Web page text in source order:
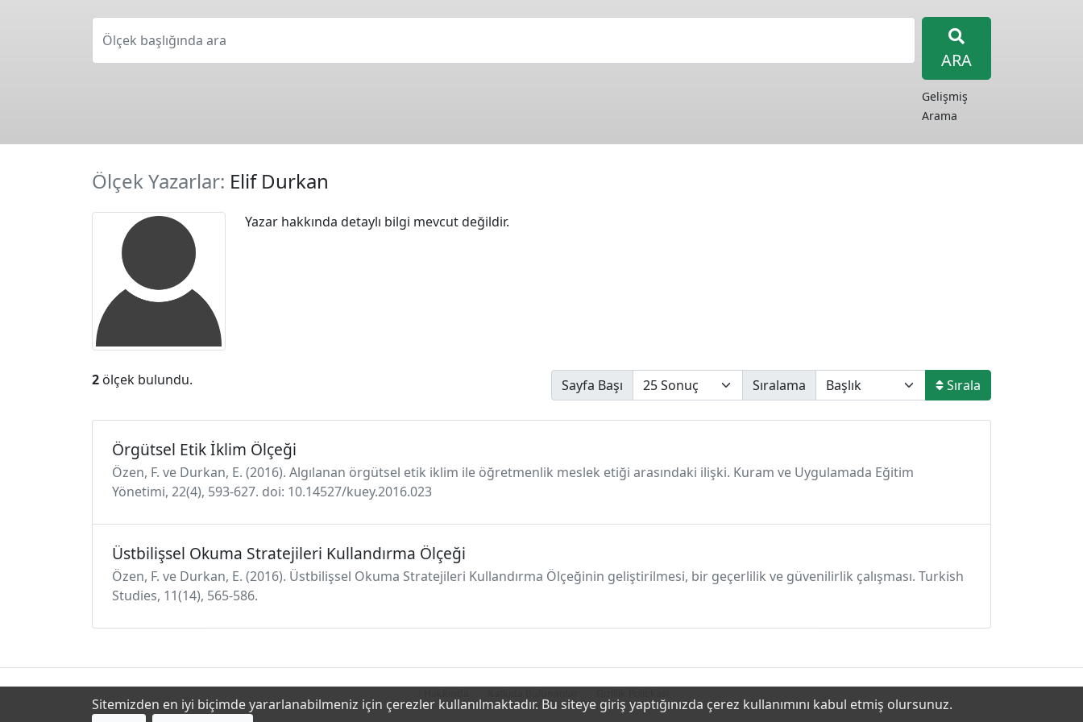
Ölçek başlığında ara
ARA
Gelişmiş
Arama
Ölçek Yazarlar: Elif Durkan
Yazar hakkında detaylı bilgi mevcut değildir.
2 ölçek bulundu. Sayfa Başı Sıralama Sırala
Örgütsel Etik İklim Ölçeği
Özen, F. ve Durkan, E. (2016). Algılanan örgütsel etik iklim ile öğretmenlik meslek etiği arasındaki ilişki. Kuram ve Uygulamada Eğitim
Yönetimi, 22(4), 593-627. doi: 10.14527/kuey.2016.023
Üstbilişsel Okuma Stratejileri Kullandırma Ölçeği
Özen, F. ve Durkan, E. (2016). Üstbilişsel Okuma Stratejileri Kullandırma Ölçeğinin geliştirilmesi, bir geçerlilik ve güvenilirlik çalışması. Turkish
Studies, 11(14), 565-586.
Sitemizden en iyi biçimde yararlanabilmeniz için çerezler kullanılmaktadır. Bu siteye giriş yaptığınızda çerez kullanımını kabul etmiş olursunuz.